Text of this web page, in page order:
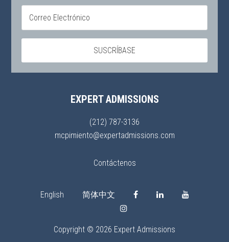
EXPERT ADMISSIONS
(212) 787-3136
mcpimiento@expertadmissions.com
Contáctenos
English 简体中文
Copyright © 2026 Expert Admissions